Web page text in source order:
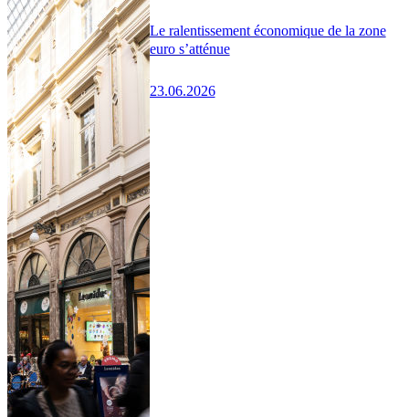
Le ralentissement économique de la zone
euro s’atténue
23.06.2026